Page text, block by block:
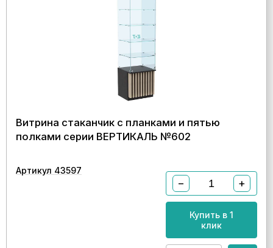
Витрина стаканчик с планками и пятью
полками серии ВЕРТИКАЛЬ №602
Артикул 43597
− +
Купить в 1
клик